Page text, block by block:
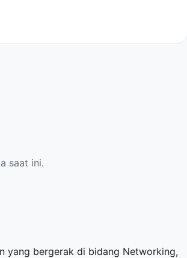
saat ini.
yang bergerak di bidang Networking,